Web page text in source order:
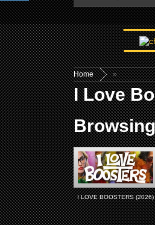
Home »
I Love
I LOVE BOOSTERS (2026)